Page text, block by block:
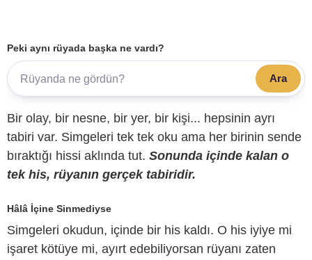
Peki aynı rüyada başka ne vardı?
Ara
Bir olay, bir nesne, bir yer, bir kişi... hepsinin ayrı
tabiri var. Simgeleri tek tek oku ama her birinin sende
bıraktığı hissi aklında tut. Sonunda içinde kalan o
tek his, rüyanın gerçek tabiridir.
Hâlâ İçine Sinmediyse
Simgeleri okudun, içinde bir his kaldı. O his iyiye mi
işaret kötüye mi, ayırt edebiliyorsan rüyanı zaten